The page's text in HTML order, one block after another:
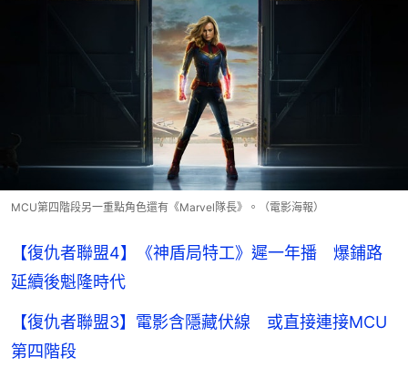
MCU第四階段另一重點角色還有《Marvel隊長》。（電影海報）
【復仇者聯盟4】《神盾局特工》遲一年播 爆鋪路
延續後魁隆時代
【復仇者聯盟3】電影含隱藏伏線 或直接連接MCU
第四階段